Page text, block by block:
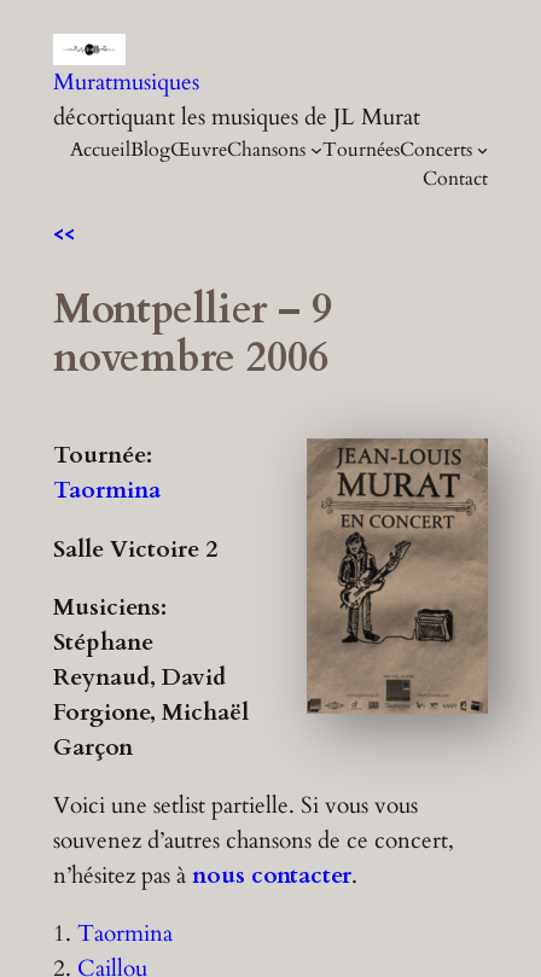
contenu
Muratmusiques
décortiquant les musiques de JL Murat
AccueilBlogŒuvreChansons TournéesConcerts
Contact
<<
Montpellier – 9
novembre 2006
Tournée:
Taormina
Salle Victoire 2
Musiciens:
Stéphane
Reynaud, David
Forgione, Michaël
Garçon
Voici une setlist partielle. Si vous vous
souvenez d’autres chansons de ce concert,
n’hésitez pas ànous contacter.
1. Taormina
2. Caillou